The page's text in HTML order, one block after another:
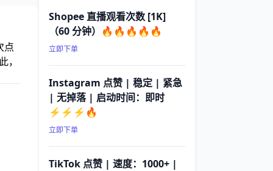
点
，
Shopee 直播观看次数 [1K]
（60 分钟）🔥🔥🔥🔥🔥
立即下单
Instagram 点赞 | 稳定 | 紧急
| 无掉落 | 启动时间：即时
⚡⚡⚡🔥
立即下单
TikTok 点赞 | 速度：1000+ |